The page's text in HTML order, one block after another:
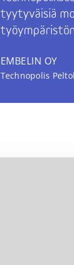
tyytyväisiä
EMBELIN OY
Technopolis